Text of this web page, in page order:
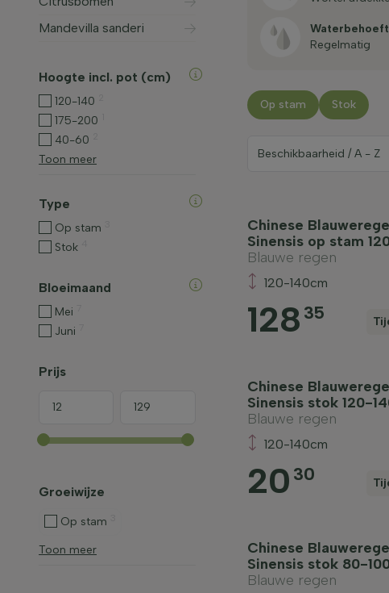
Mandevilla sanderi
Hoogte incl. pot (cm)
120-140
175-200
40-60
Toon meer
Type
Op stam
Stok
Bloeimaand
Mei
Juni
Prijs
Groeiwijze
Op stam
Toon meer
Regelmatig
Op stam Stok
Chinese
Sinensis op stam
Blauwe regen
120-140cm
128 35
Chinese
Sinensis stok 120-
Blauwe regen
120-140cm
20 30
Chinese
Sinensis stok 80-
Blauwe regen